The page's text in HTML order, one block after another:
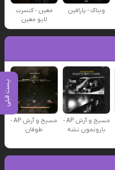
پست قبلی
ویناک - پارافین
معین - کنسرت
لایو معین
مسیح و آرش AP -
بارونمون نشه
مسیح و آرش AP -
طوفان